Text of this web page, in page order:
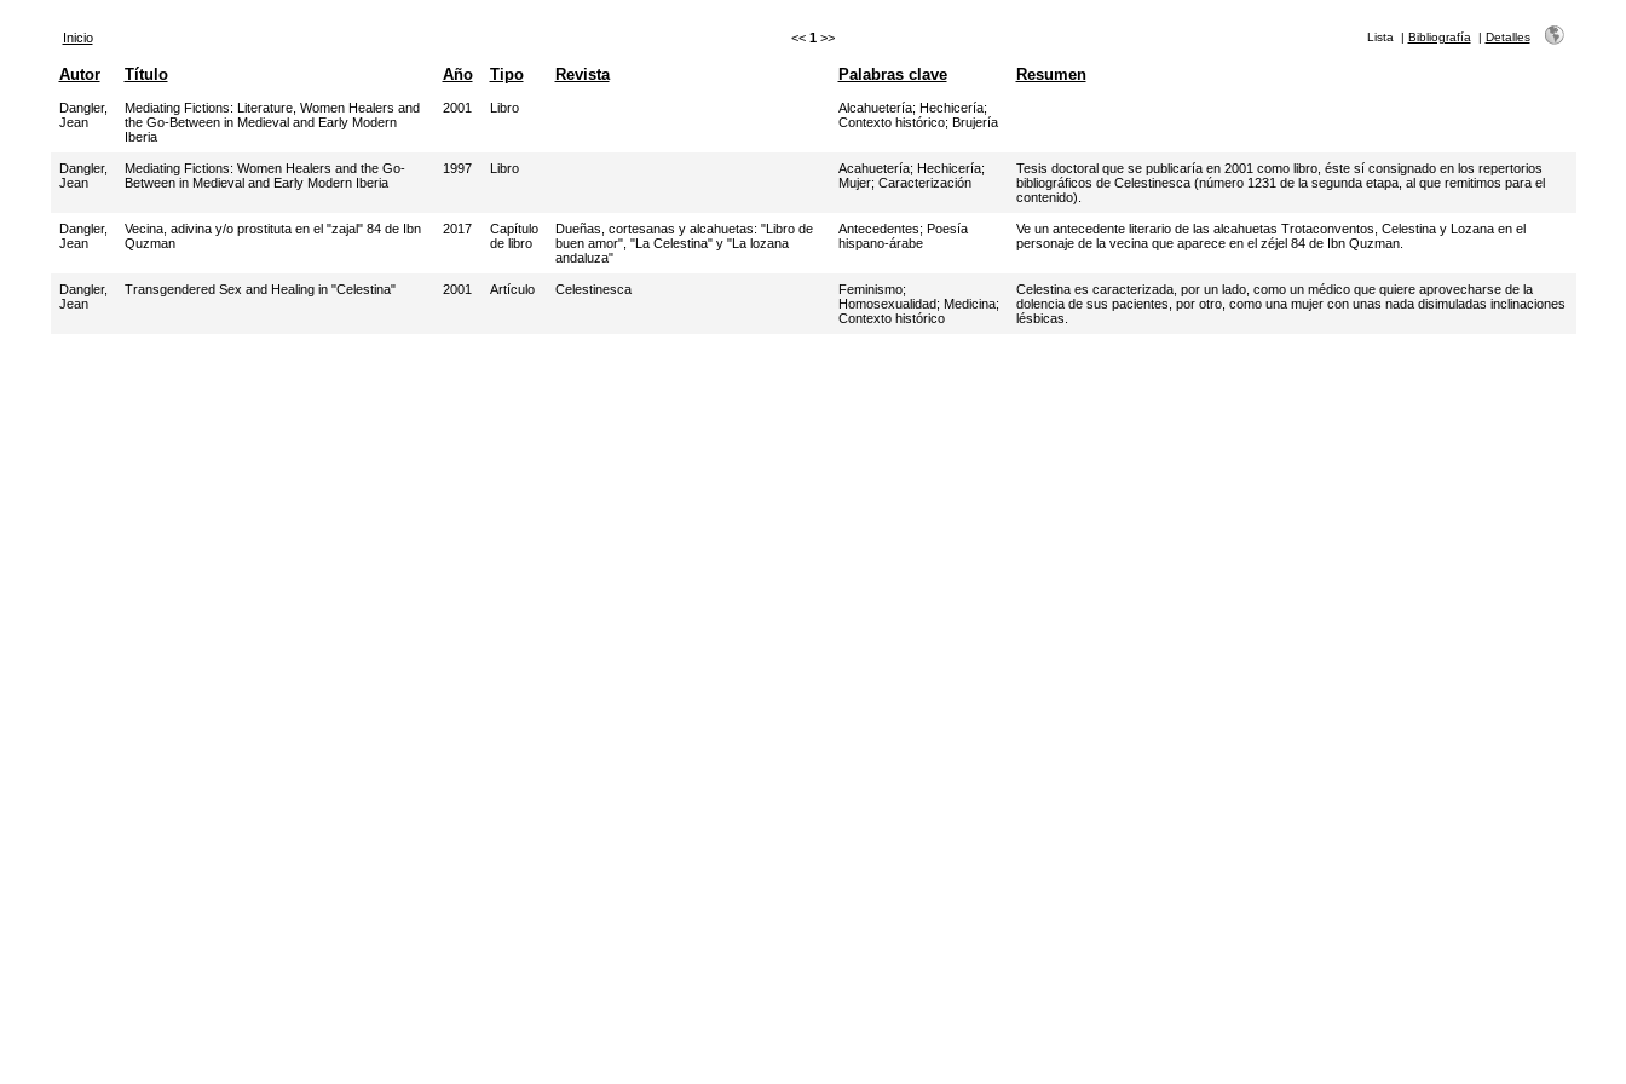
Inicio << 1 >> Lista | Bibliografía | Detalles
Autor Título Año Tipo Revista Palabras clave Resumen
Dangler,
Jean
Mediating Fictions: Literature, Women Healers and
the Go-Between in Medieval and Early Modern
Iberia
2001 Libro Alcahuetería; Hechicería;
Contexto histórico; Brujería
Dangler,
Jean
Mediating Fictions: Women Healers and the Go-
Between in Medieval and Early Modern Iberia
1997 Libro Acahuetería; Hechicería;
Mujer; Caracterización
Tesis doctoral que se publicaría en 2001 como libro, éste sí consignado en los repertorios
bibliográficos de Celestinesca (número 1231 de la segunda etapa, al que remitimos para el
contenido).
Dangler,
Jean
Vecina, adivina y/o prostituta en el "zajal" 84 de Ibn
Quzman
2017
Capítulo
de libro
Dueñas, cortesanas y alcahuetas: "Libro de
buen amor", "La Celestina" y "La lozana
andaluza"
Antecedentes; Poesía
hispano-árabe
Ve un antecedente literario de las alcahuetas Trotaconventos, Celestina y Lozana en el
personaje de la vecina que aparece en el zéjel 84 de Ibn Quzman.
Dangler,
Jean
Transgendered Sex and Healing in "Celestina" 2001 Artículo Celestinesca Feminismo;
Homosexualidad; Medicina;
Contexto histórico
Celestina es caracterizada, por un lado, como un médico que quiere aprovecharse de la
dolencia de sus pacientes, por otro, como una mujer con unas nada disimuladas inclinaciones
lésbicas.